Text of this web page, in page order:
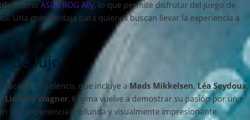
comoASUS ROG Ally, lo que permite disfrutar del juego de
Una gran ventaja para quienes buscan llevar la experiencia a
de lujo
por su elenco, que incluye a Mads Mikkelsen,Léa Seydoux,
Lindsay Wagner. Kojima vuelve a demostrar su pasión por unir
una experiencia profunda y visualmente impresionante.